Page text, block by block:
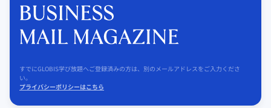
すでにGLOBIS学び放題へご登録済みの方は、別のメールアドレスをご入力くださ
い。
プライバシーポリシーはこちら